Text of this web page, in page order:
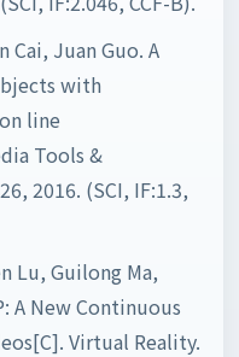
Cai, Juan Guo. A
with
line
Tools &
2016. (SCI, IF:1.3,
Lu, Guilong Ma,
A New Continuous
Virtual Reality.